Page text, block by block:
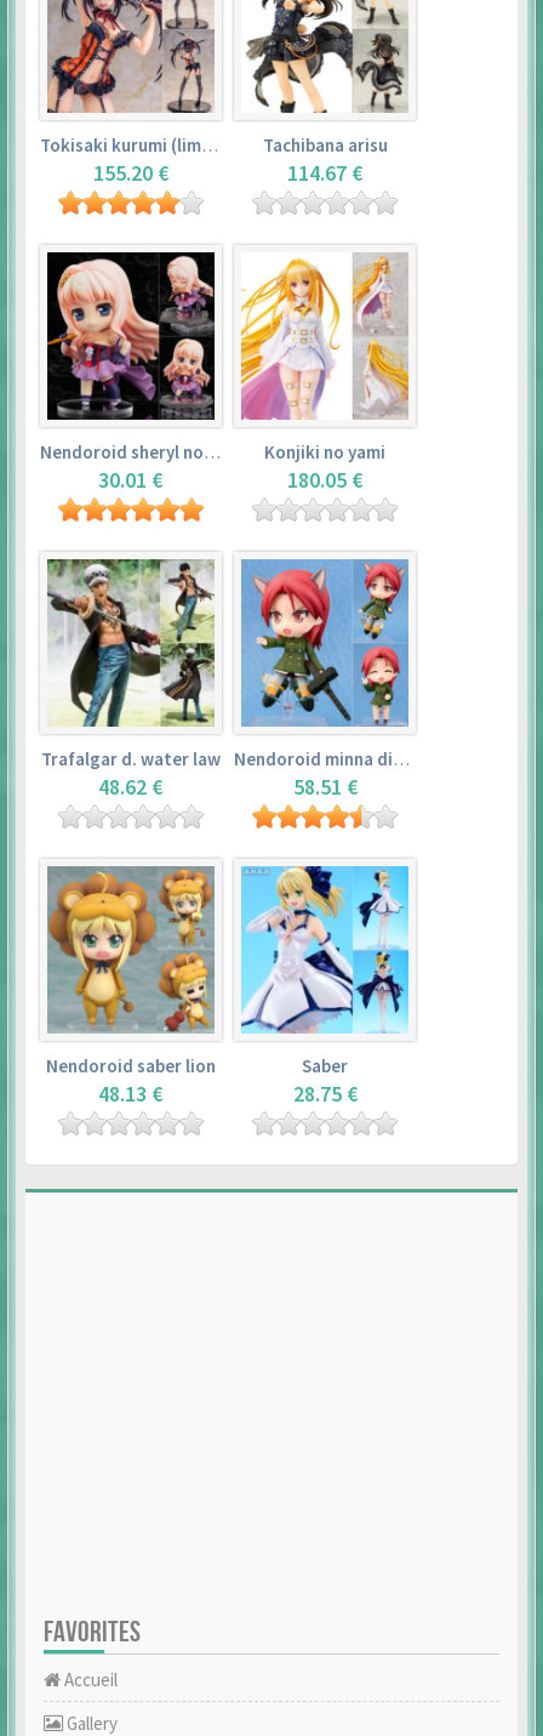
Tokisaki kurumi (limited version)
155.20 €
Tachibana arisu
114.67 €
Nendoroid sheryl nome
30.01 €
Konjiki no yami
180.05 €
Trafalgar d. water law
48.62 €
Nendoroid minna dietlinde wilcke
58.51 €
Nendoroid saber lion
48.13 €
Saber
28.75 €
FAVORITES
Accueil
Gallery